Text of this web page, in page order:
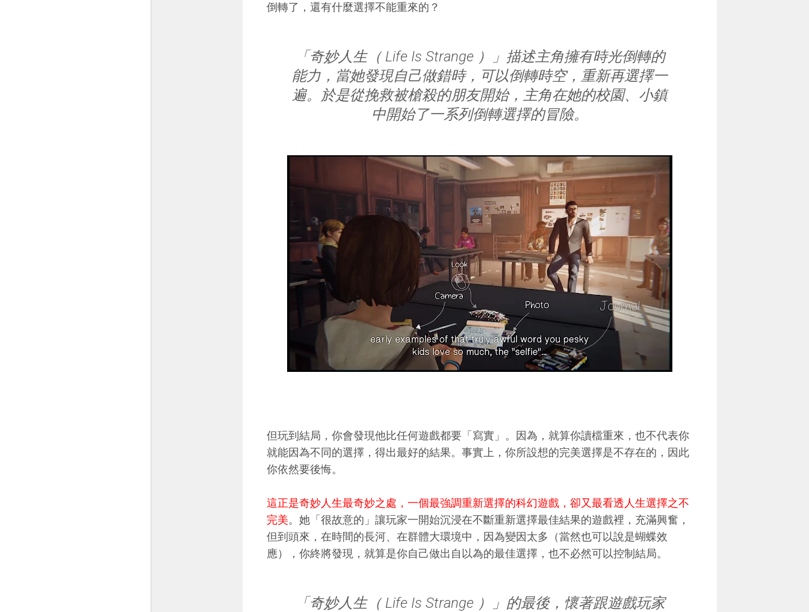
倒轉了，還有什麼選擇不能重來的？
「奇妙人生（ Life Is Strange ）」描述主角擁有時光倒轉的
能力，當她發現自己做錯時，可以倒轉時空，重新再選擇一
遍。於是從挽救被槍殺的朋友開始，主角在她的校園、小鎮
中開始了一系列倒轉選擇的冒險。
但玩到結局，你會發現他比任何遊戲都要「寫實」。因為，就算你讀檔重來，也不代表你
就能因為不同的選擇，得出最好的結果。事實上，你所設想的完美選擇是不存在的，因此
你依然要後悔。
這正是奇妙人生最奇妙之處，一個最強調重新選擇的科幻遊戲，卻又最看透人生選擇之不
完美。她「很故意的」讓玩家一開始沉浸在不斷重新選擇最佳結果的遊戲裡，充滿興奮，
但到頭來，在時間的長河、在群體大環境中，因為變因太多（當然也可以說是蝴蝶效
應），你終將發現，就算是你自己做出自以為的最佳選擇，也不必然可以控制結局。
「奇妙人生（ Life Is Strange ）」的最後，懷著跟遊戲玩家